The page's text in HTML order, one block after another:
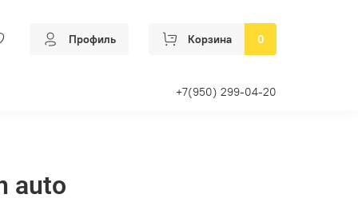
Профиль Корзина 0
+7(950) 299-04-20
auto